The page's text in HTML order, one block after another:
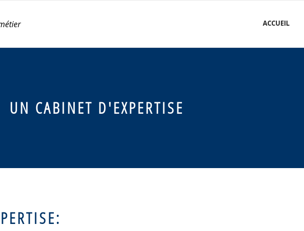
ACCUEIL
UN CABINET D'EXPERTISE